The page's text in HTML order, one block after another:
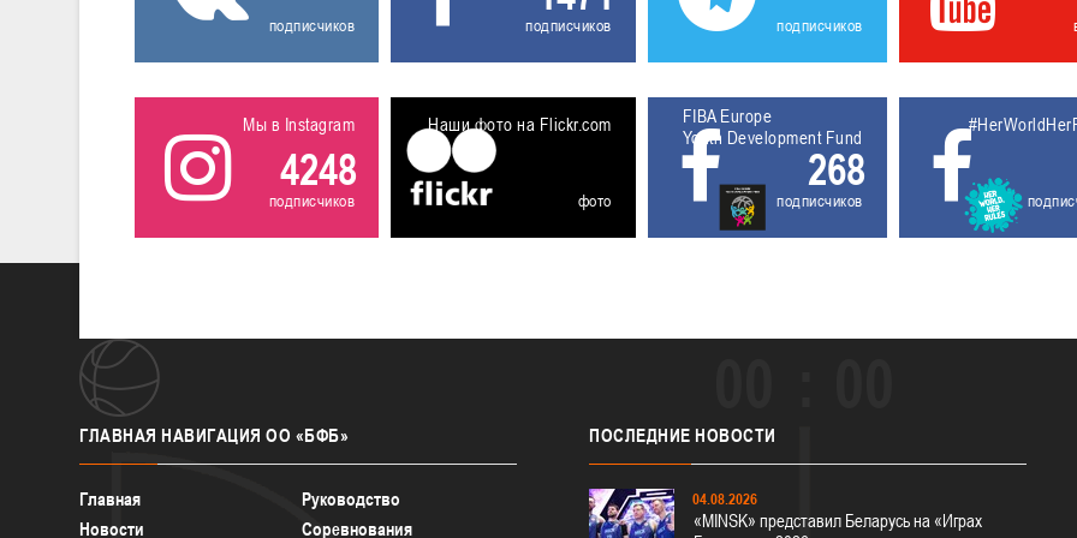
подписчиков подписчиков
Мы в Instagram
4248
подписчиков
Наши фото на Flickr.com
фото
5611929
подписчиков
FIBA Europe
Youth Development Fund
268
подписчиков
ГЛАВНАЯ НАВИГАЦИЯ ОО «БФБ»
Главная
Руководство
Новости
Соревнования
ПОСЛЕДНИЕ НОВОСТИ
04.08.2026
«MINSK» представил Беларусь на «Играх